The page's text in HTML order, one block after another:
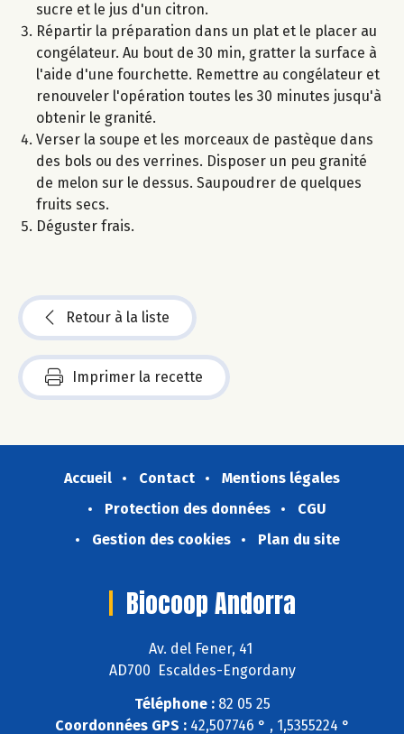
sucre et le jus d'un citron.
Répartir la préparation dans un plat et le placer au
congélateur. Au bout de 30 min, gratter la surface à
l'aide d'une fourchette. Remettre au congélateur et
renouveler l'opération toutes les 30 minutes jusqu'à
obtenir le granité.
Verser la soupe et les morceaux de pastèque dans
des bols ou des verrines. Disposer un peu granité
de melon sur le dessus. Saupoudrer de quelques
fruits secs.
Déguster frais.
Retour à la liste
Imprimer la recette
Accueil Contact
Mentions légales
Protection des données
CGU
Gestion des cookies
Plan du site
Biocoop Andorra
Av. del Fener, 41
AD700 Escaldes-Engordany
Téléphone :82 05 25
Coordonnées GPS :42,507746 ° , 1,5355224 °